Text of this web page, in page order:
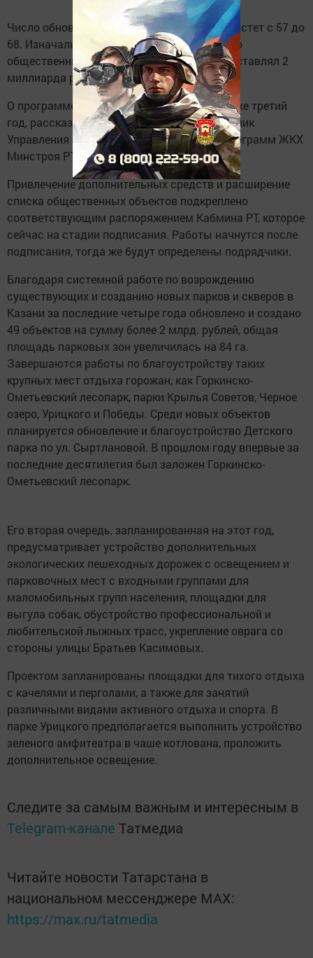
Число обновленных парков и скверов возрастет с 57 до
68. Изначально бюджет на благоустройство
общественных пространств на 2017 год составлял 2
миллиарда рублей.
О программе, действующей в Татарстане уже третий
год, рассказал изданию «События» начальник
Управления эксплуатации и реализации программ ЖКХ
Минстроя РТ Ильдус Насыров.
Привлечение дополнительных средств и расширение
списка общественных объектов подкреплено
соответствующим распоряжением Кабмина РТ, которое
сейчас на стадии подписания. Работы начнутся после
подписания, тогда же будут определены подрядчики.
Благодаря системной работе по возрождению
существующих и созданию новых парков и скверов в
Казани за последние четыре года обновлено и создано
49 объектов на сумму более 2 млрд. рублей, общая
площадь парковых зон увеличилась на 84 га.
Завершаются работы по благоустройству таких
крупных мест отдыха горожан, как Горкинско-
Ометьевский лесопарк, парки Крылья Советов, Черное
озеро, Урицкого и Победы. Среди новых объектов
планируется обновление и благоустройство Детского
парка по ул. Сыртлановой. В прошлом году впервые за
последние десятилетия был заложен Горкинско-
Ометьевский лесопарк.
Его вторая очередь, запланированная на этот год,
предусматривает устройство дополнительных
экологических пешеходных дорожек с освещением и
парковочных мест с входными группами для
маломобильных групп населения, площадки для
выгула собак, обустройство профессиональной и
любительской лыжных трасс, укрепление оврага со
стороны улицы Братьев Касимовых.
Проектом запланированы площадки для тихого отдыха
с качелями и перголами, а также для занятий
различными видами активного отдыха и спорта. В
парке Урицкого предполагается выполнить устройство
зеленого амфитеатра в чаше котлована, проложить
дополнительное освещение.
Следите за самым важным и интересным в
Telegram-канале Татмедиа
Читайте новости Татарстана в
национальном мессенджере MАХ:
https://max.ru/tatmedia